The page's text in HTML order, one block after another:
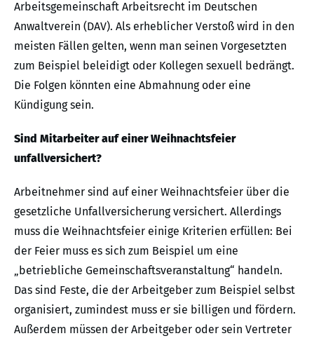
Arbeitsgemeinschaft Arbeitsrecht im Deutschen
Anwaltverein (DAV). Als erheblicher Verstoß wird in den
meisten Fällen gelten, wenn man seinen Vorgesetzten
zum Beispiel beleidigt oder Kollegen sexuell bedrängt.
Die Folgen könnten eine Abmahnung oder eine
Kündigung sein.
Sind Mitarbeiter auf einer Weihnachtsfeier
unfallversichert?
Arbeitnehmer sind auf einer Weihnachtsfeier über die
gesetzliche Unfallversicherung versichert. Allerdings
muss die Weihnachtsfeier einige Kriterien erfüllen: Bei
der Feier muss es sich zum Beispiel um eine
„betriebliche Gemeinschaftsveranstaltung“ handeln.
Das sind Feste, die der Arbeitgeber zum Beispiel selbst
organisiert, zumindest muss er sie billigen und fördern.
Außerdem müssen der Arbeitgeber oder sein Vertreter